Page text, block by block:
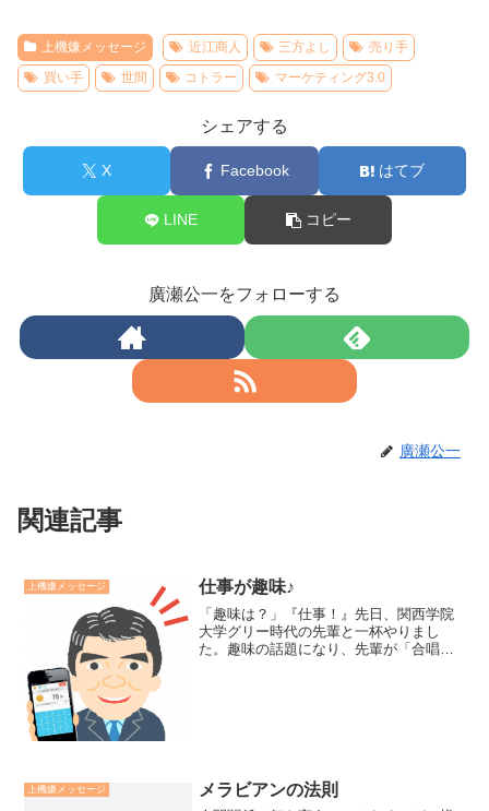
上機嫌メッセージ 近江商人 三方よし
売り手
買い手
世間 コトラー マーケティング3.0
シェアする
X Facebook はてブ
LINE コピー
廣瀬公一をフォローする
廣瀬公一
関連記事
上機嫌メッセージ 仕事が趣味♪
「趣味は？」『仕事！』先日、関西学院
大学グリー時代の先輩と一杯やりまし
た。趣味の話題になり、先輩が「合唱、
上機嫌メッセージ メラビアンの法則